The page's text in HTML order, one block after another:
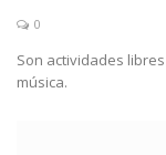
0
Son actividades
música.